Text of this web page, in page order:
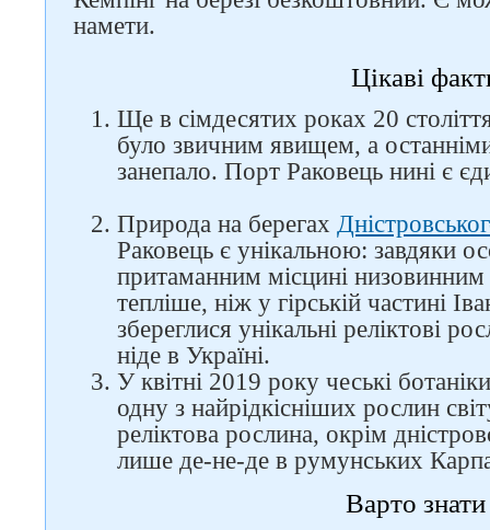
намети.
Цікаві
Ще в сімдесятих роках 20
було звичним явищем, а
занепало. Порт Раковець нині є
Природа на берегах
Раковець є унікальною: завдяки
притаманним місцині низовинним
тепліше, ніж у гірській частині
збереглися унікальні реліктові
ніде в Україні.
У квітні 2019 року чеські
одну з найрідкісніших рослин
реліктова рослина, окрім
лише де-не-де в румунських
Варто
Слідкуйте за нами в
соцмережах